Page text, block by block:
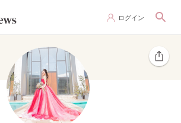
ログイン